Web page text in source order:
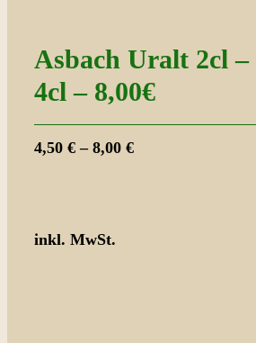
Asbach Uralt 2cl –
4cl – 8,00€
4,50 € – 8,00 €
inkl. MwSt.